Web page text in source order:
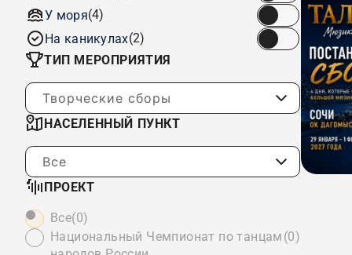
У моря(4)
На каникулах(2)
ТИП МЕРОПРИЯТИЯ
Творческие сборы
НАСЕЛЕННЫЙ ПУНКТ
Все
ПРОЕКТ
Все(0)
Национальный Чемпионат по танцам (0)